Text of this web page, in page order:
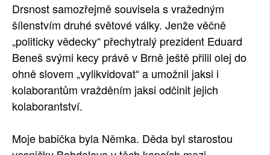
Drsnost samozřejmě souvisela s vražedným
šílenstvím druhé světové války. Jenže věčně
„politicky vědecky“ přechytralý prezident Eduard
Beneš svými kecy právě v Brně ještě přilil olej do
ohně slovem „vylikvidovat“ a umožnil jaksi i
kolaborantům vražděním jaksi odčinit jejich
kolaborantství.
Moje babička byla Němka. Děda byl starostou